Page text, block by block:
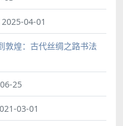
2025-04-01
敦煌：古代丝绸之路书法
25
03-01